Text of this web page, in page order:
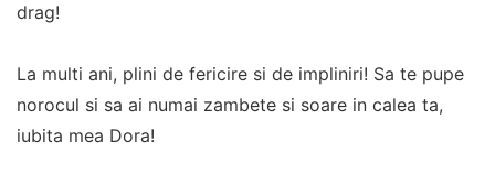
drag!
La multi ani, plini de fericire si de impliniri! Sa te pupe
norocul si sa ai numai zambete si soare in calea ta,
iubita mea Dora!